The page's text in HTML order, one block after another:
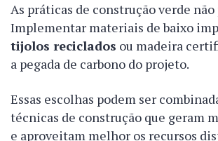
As práticas de construção verde não
Implementar materiais de baixo
tijolos reciclados ou madeira
a pegada de carbono do projeto.
Essas escolhas podem ser
técnicas de construção que geram
e aproveitam melhor os recursos